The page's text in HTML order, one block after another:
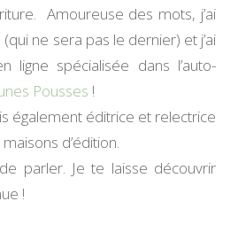
Amoureuse des mots, j’ai
ne sera pas le dernier) et j’ai
ligne spécialisée dans l’auto-
Pousses !
également éditrice et relectrice
d’édition.
parler. Je te laisse découvrir
!